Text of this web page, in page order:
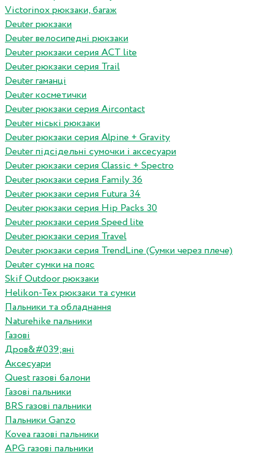
Victorinox рюкзаки, багаж
Deuter рюкзаки
Deuter велосипедні рюкзаки
Deuter рюкзаки серия ACT lite
Deuter рюкзаки серия Trail
Deuter гаманці
Deuter косметички
Deuter рюкзаки серия Aircontact
Deuter міські рюкзаки
Deuter рюкзаки серия Alpine + Gravity
Deuter підсідельні сумочки і аксесуари
Deuter рюкзаки серия Classic + Spectro
Deuter рюкзаки серия Family 36
Deuter рюкзаки серия Futura 34
Deuter рюкзаки серия Hip Packs 30
Deuter рюкзаки серия Speed lite
Deuter рюкзаки серия Travel
Deuter рюкзаки серия TrendLine (Сумки через плече)
Deuter сумки на пояс
Skif Outdoor рюкзаки
Helikon-Tex рюкзаки та сумки
Пальники та обладнання
Naturehike пальники
Газові
Дров&#039;яні
Аксесуари
Quest газові балони
Газові пальники
BRS газові пальники
Пальники Ganzo
Kovea газові пальники
APG газові пальники